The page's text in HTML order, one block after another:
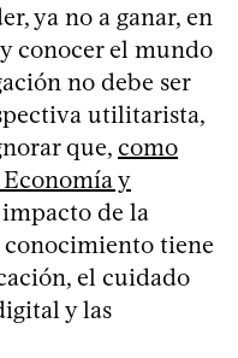
ya no a ganar, en
conocer el mundo
no debe ser
utilitarista,
que, como
y
impacto de la
conocimiento tiene
el cuidado
y las